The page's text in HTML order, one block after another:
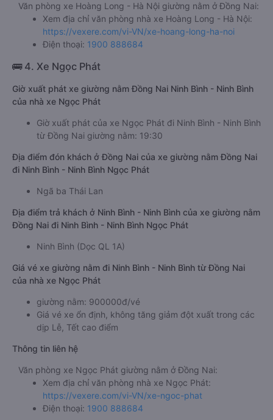
Văn phòng xe Hoàng Long - Hà Nội giường nằm ở Đồng Nai:
Xem địa chỉ văn phòng nhà xe Hoàng Long - Hà Nội:
https://vexere.com/vi-VN/xe-hoang-long-ha-noi
Điện thoại: 1900 888684
🚌 4. Xe Ngọc Phát
Giờ xuất phát xe giường nằm Đồng Nai Ninh Bình - Ninh Bình
của nhà xe Ngọc Phát
Giờ xuất phát của xe Ngọc Phát đi Ninh Bình - Ninh Bình
từ Đồng Nai giường nằm: 19:30
Địa điểm đón khách ở Đồng Nai của xe giường nằm Đồng Nai
đi Ninh Bình - Ninh Bình Ngọc Phát
Ngã ba Thái Lan
Địa điểm trả khách ở Ninh Bình - Ninh Bình của xe giường nằm
Đồng Nai đi Ninh Bình - Ninh Bình Ngọc Phát
Ninh Bình (Dọc QL 1A)
Giá vé xe giường nằm đi Ninh Bình - Ninh Bình từ Đồng Nai
của nhà xe Ngọc Phát
giường nằm: 900000đ/vé
Giá vé xe ổn định, không tăng giảm đột xuất trong các
dịp Lễ, Tết cao điểm
Thông tin liên hệ
Văn phòng xe Ngọc Phát giường nằm ở Đồng Nai:
Xem địa chỉ văn phòng nhà xe Ngọc Phát:
https://vexere.com/vi-VN/xe-ngoc-phat
Điện thoại: 1900 888684